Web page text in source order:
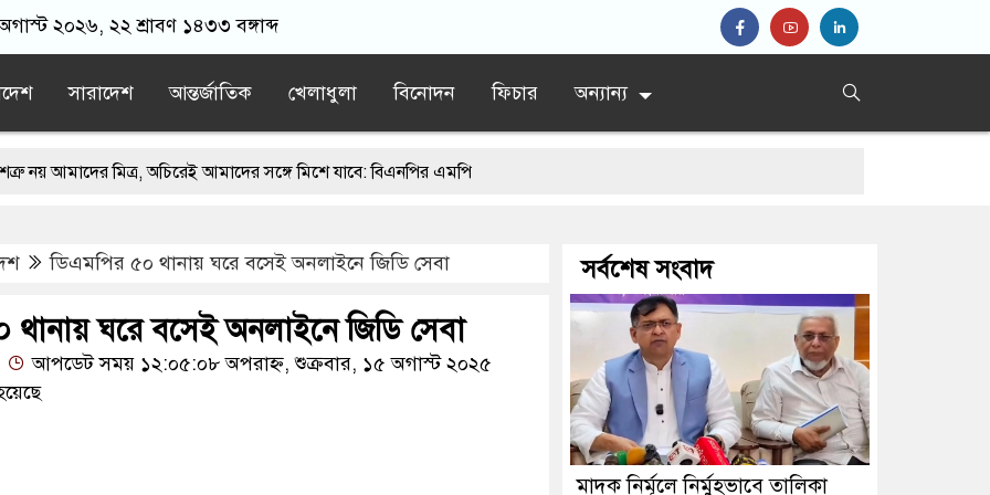
২০২৬, ২২ শ্রাবণ ১৪৩৩ বঙ্গাব্দ
সারাদেশ আন্তর্জাতিক খেলাধুলা বিনোদন ফিচার অন্যান্য
মিত্র, অচিরেই আমাদের সঙ্গে মিশে যাবে: বিএনপির এমপি
স্মারকলিপি এবার বিএনপিকে ব্যবহার করতে চায় ভারত: রাশেদ প্রধান
ন্যারেটিভ’ পুরনো রাজনীতি : পররাষ্ট্র প্রতিমন্ত্রী
ডিএমপির ৫০ থানায় ঘরে বসেই অনলাইনে জিডি সেবা
থানায় ঘরে বসেই অনলাইনে জিডি সেবা
আপডেট সময় ১২:০৫:০৮ অপরাহ্ন, শুক্রবার, ১৫ অগাস্ট ২০২৫
সর্বশেষ সংবাদ
মাদক নির্মূলে নির্মুহভাবে তালিকা